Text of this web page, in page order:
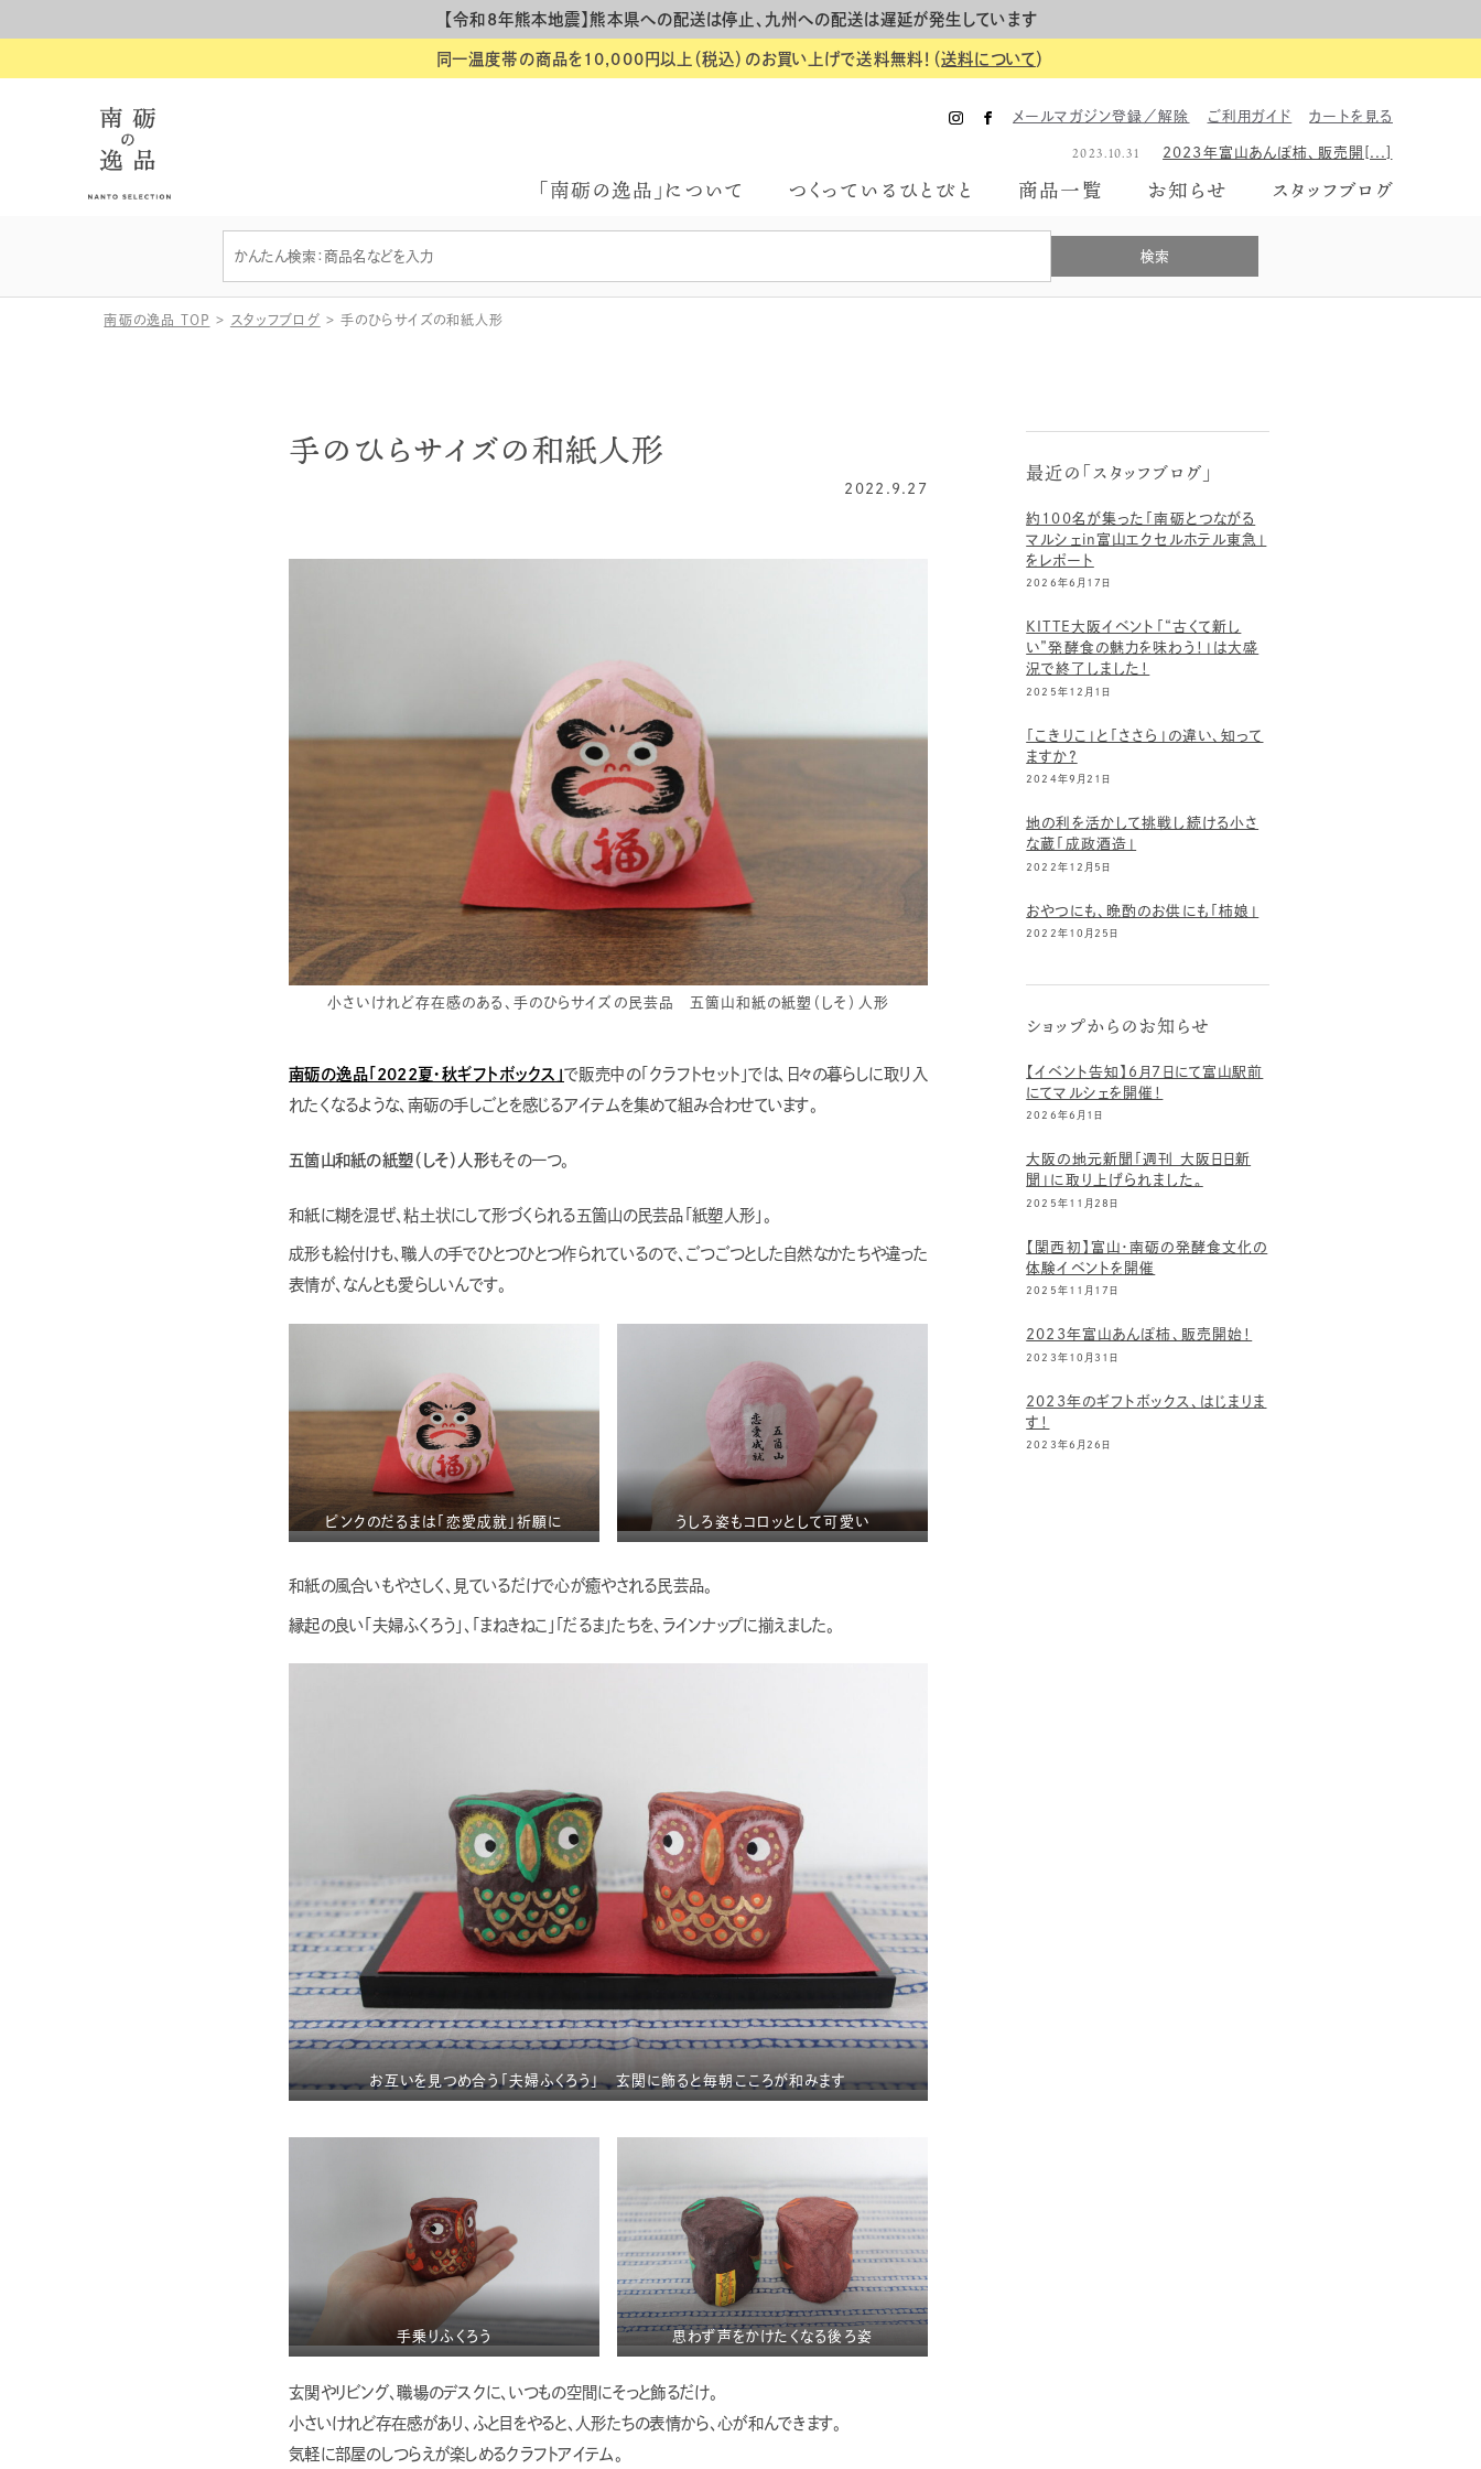
【令和8年熊本地震】熊本県への配送は停止、九州への配送は遅延が発生しています
同一温度帯の商品を10,000円以上（税込）のお買い上げで送料無料！（送料について）
メールマガジン登録／解除 ご利用ガイド カートを見る
2023.06.26 2023年のギフトボックス、は[...]
2023.10.31 2023年富山あんぽ柿、販売開[...]
2026.06.01 【イベント告知】6月7日にて富[...]
2023.06.26
「南砺の逸品」について つくっているひとびと 商品一覧 お知らせ スタッフブログ
南砺の逸品 TOP > スタッフブログ >手のひらサイズの和紙人形
手のひらサイズの和紙人形
2022.9.27
小さいけれど存在感のある、手のひらサイズの民芸品 五箇山和紙の紙塑（しそ）人形
南砺の逸品「2022夏・秋ギフトボックス」で販売中の「クラフトセット」では、日々の暮らしに取り入
れたくなるような、南砺の手しごとを感じるアイテムを集めて組み合わせています。
五箇山和紙の紙塑（しそ）人形もその一つ。
和紙に糊を混ぜ、粘土状にして形づくられる五箇山の民芸品「紙塑人形」。
成形も絵付けも、職人の手でひとつひとつ作られているので、ごつごつとした自然なかたちや違った
表情が、なんとも愛らしいんです。
ピンクのだるまは「恋愛成就」祈願に うしろ姿もコロッとして可愛い
和紙の風合いもやさしく、見ているだけで心が癒やされる民芸品。
縁起の良い「夫婦ふくろう」、「まねきねこ」「だるま」たちを、ラインナップに揃えました。
お互いを見つめ合う「夫婦ふくろう」 玄関に飾ると毎朝こころが和みます
手乗りふくろう 思わず声をかけたくなる後ろ姿
玄関やリビング、職場のデスクに、いつもの空間にそっと飾るだけ。
小さいけれど存在感があり、ふと目をやると、人形たちの表情から、心が和んできます。
気軽に部屋のしつらえが楽しめるクラフトアイテム。
最近の「スタッフブログ」
約100名が集った「南砺とつながる
マルシェin富山エクセルホテル東急」
をレポート
2026年6月17日
KITTE大阪イベント「“古くて新し
い”発酵食の魅力を味わう！」は大盛
況で終了しました！
2025年12月1日
「こきりこ」と「ささら」の違い、知って
ますか？
2024年9月21日
地の利を活かして挑戦し続ける小さ
な蔵「成政酒造」
2022年12月5日
おやつにも、晩酌のお供にも「柿娘」
2022年10月25日
ショップからのお知らせ
【イベント告知】6月7日にて富山駅前
にてマルシェを開催！
2026年6月1日
大阪の地元新聞「週刊 大阪日日新
聞」に取り上げられました。
2025年11月28日
【関西初】富山・南砺の発酵食文化の
体験イベントを開催
2025年11月17日
2023年富山あんぽ柿、販売開始！
2023年10月31日
2023年のギフトボックス、はじまりま
す！
2023年6月26日